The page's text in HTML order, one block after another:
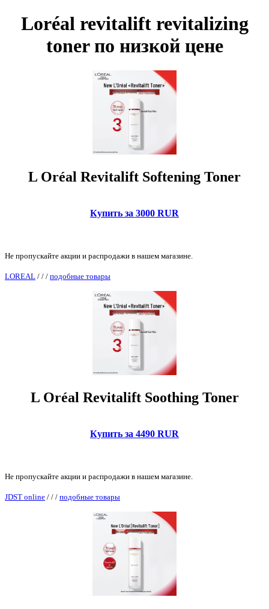
Loréal revitalift revitalizing
toner по низкой цене
L Oréal Revitalift Softening Toner
Купить за 3000 RUR
Не пропускайте акции и распродажи в нашем магазине.
LOREAL / / / подобные товары
L Oréal Revitalift Soothing Toner
Купить за 4490 RUR
Не пропускайте акции и распродажи в нашем магазине.
JDST online / / / подобные товары